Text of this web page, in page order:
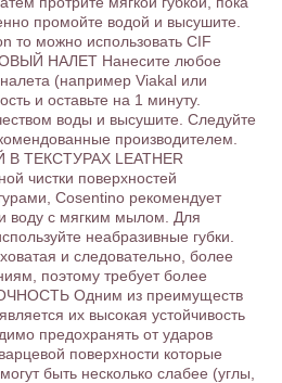
промойте водой и высушите.
то можно использовать CIF
НАЛЕТ Нанесите любое
налета (например Viakal или
и оставьте на 1 минуту.
воды и высушите. Следуйте
производителем.
ТЕКСТУРАХ LEATHER
чистки поверхностей
Cosentino рекомендует
воду с мягким мылом. Для
неабразивные губки.
и следовательно, более
поэтому требует более
Одним из преимуществ
их высокая устойчивость
предохранять от ударов
поверхности которые
быть несколько слабее (углы,